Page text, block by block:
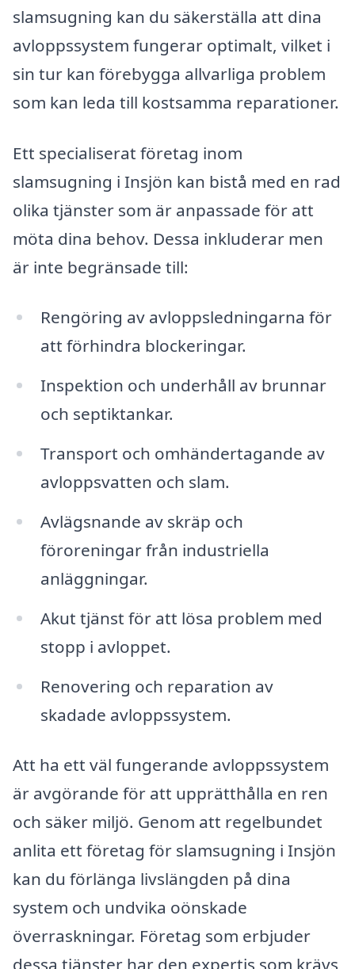
slamsugning kan du säkerställa att dina
avloppssystem fungerar optimalt, vilket i
sin tur kan förebygga allvarliga problem
som kan leda till kostsamma reparationer.
Ett specialiserat företag inom
slamsugning i Insjön kan bistå med en rad
olika tjänster som är anpassade för att
möta dina behov. Dessa inkluderar men
är inte begränsade till:
Rengöring av avloppsledningarna för
att förhindra blockeringar.
Inspektion och underhåll av brunnar
och septiktankar.
Transport och omhändertagande av
avloppsvatten och slam.
Avlägsnande av skräp och
föroreningar från industriella
anläggningar.
Akut tjänst för att lösa problem med
stopp i avloppet.
Renovering och reparation av
skadade avloppssystem.
Att ha ett väl fungerande avloppssystem
är avgörande för att upprätthålla en ren
och säker miljö. Genom att regelbundet
anlita ett företag för slamsugning i Insjön
kan du förlänga livslängden på dina
system och undvika oönskade
överraskningar. Företag som erbjuder
dessa tjänster har den expertis som krävs